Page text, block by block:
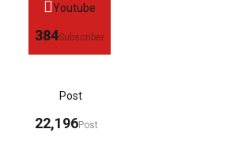
Youtube
384Subscriber
Post
22,196Post